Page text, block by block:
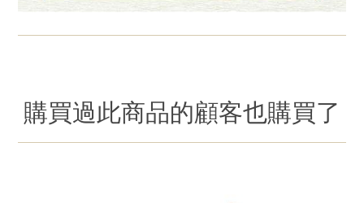
購買過此商品的顧客也購買了